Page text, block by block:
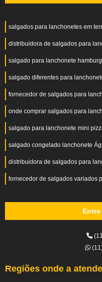
salgados para lanchonetes em
distribuidora de salgados para
salgado para lanchonete
salgado diferentes para
fornecedor de salgados para
onde comprar salgados para
salgado para lanchonete mini
salgado congelado lanchonete
distribuidora de salgados para
fornecedor de salgados variados
Regiões onde a